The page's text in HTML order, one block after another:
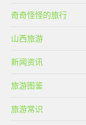
奇奇怪怪的旅行
山西旅游
新闻资讯
旅游图鉴
旅游常识